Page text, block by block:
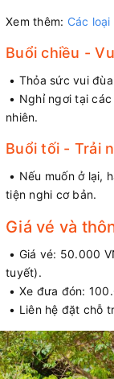
Xem thêm: Các
Buổi chiều -
• Thỏa sức vui
• Nghỉ ngơi tại
nhiên.
Buổi tối - Trải
• Nếu muốn ở lại,
tiện nghi cơ bản.
Giá vé và
• Giá vé: 50.000
tuyết).
• Xe đưa đón:
• Liên hệ đặt chỗ